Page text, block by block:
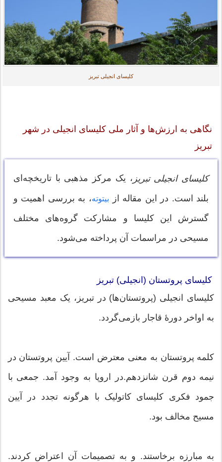
کلیسای انجیلی تبریز
نگاهی به ارزش‌ها و آثار ملی کلیسای انجیلی در شهر
تبریز
کلیسای انجیلی تبریز ، یک مرکز مذهبی با تاریخچه‌ای
بلند است. در این مقاله از بیتوته، به بررسی اهمیت و
گسترش این کلیسا و مشارکت گروه‌های مختلف
مسیحی در مراسمات آن پرداخته می‌شود.
کلیسای پروتستان (انجیلی) تبریز
کلیسای انجیلی (پروتستان‌ها) در تبریز، یک معبد مسیحی
به اواخر دورهٔ قاجار بازمی‌گردد.
کلمه پروتستان به معنی معترض است. آیین پروتستان در
نیمه دوم قرن شانزدهم.در اروپا به وجود آمد. جمعی با
جمود فکری کلیسای کاتولیک با هرگونه تجدد در آیین
مسیح مخالف بود.
به مبارزه برخاستند. و به تصمیمات آن اعتراض کردند.